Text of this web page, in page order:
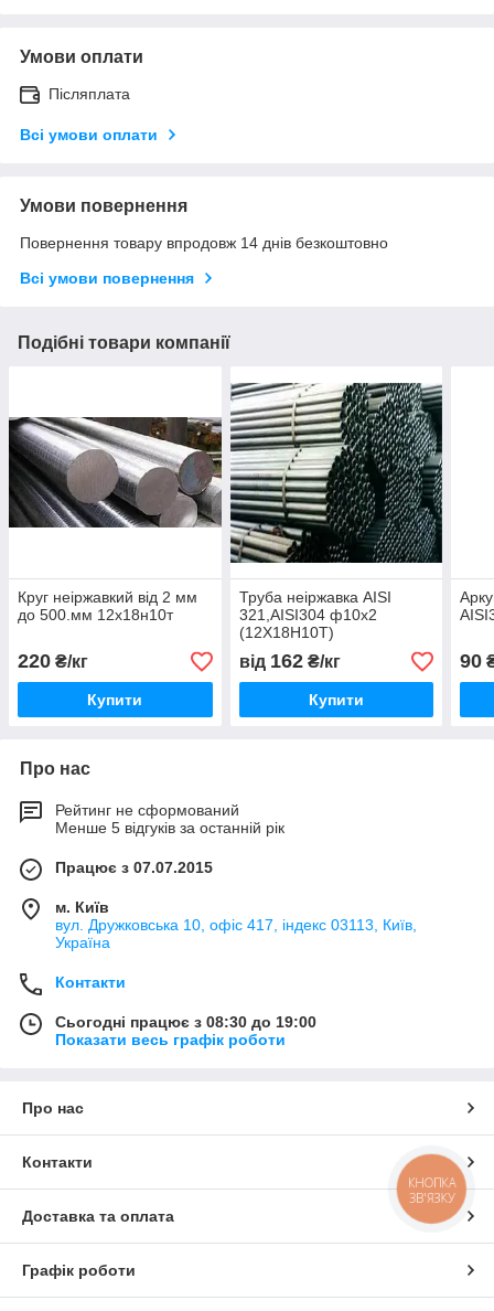
Умови оплати
Післяплата
Всі умови оплати
Умови повернення
Повернення товару впродовж 14 днів безкоштовно
Всі умови повернення
Подібні товари компанії
Круг неіржавкий від 2 мм
до 500.мм 12х18н10т
220 ₴/кг
Купити
Труба неіржавка AISI
321,AISI304 ф10х2
(12Х18Н10Т)
від 162₴/кг
Купити
90
Про нас
Рейтинг не сформований
Менше 5 відгуків за останній рік
Працює з 07.07.2015
м. Київ
вул. Дружковська 10, офіс 417, індекс 03113, Київ,
Україна
Контакти
Сьогодні працює з 08:30 до 19:00
Показати весь графік роботи
Про нас
Контакти
Доставка та оплата
Графік роботи
КНОПКА
ЗВ'ЯЗКУ